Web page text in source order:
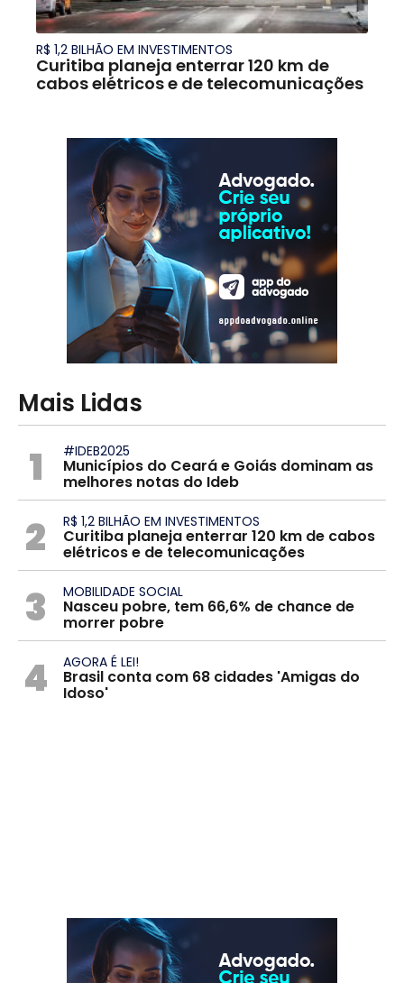
R$ 1,2 BILHÃO EM INVESTIMENTOS
Curitiba planeja enterrar 120 km de
cabos elétricos e de telecomunicações
Mais Lidas
1 #IDEB2025
Municípios do Ceará e Goiás dominam as
melhores notas do Ideb
2 R$ 1,2 BILHÃO EM INVESTIMENTOS
Curitiba planeja enterrar 120 km de cabos
elétricos e de telecomunicações
3 MOBILIDADE SOCIAL
Nasceu pobre, tem 66,6% de chance de
morrer pobre
4 AGORA É LEI!
Brasil conta com 68 cidades 'Amigas do
Idoso'